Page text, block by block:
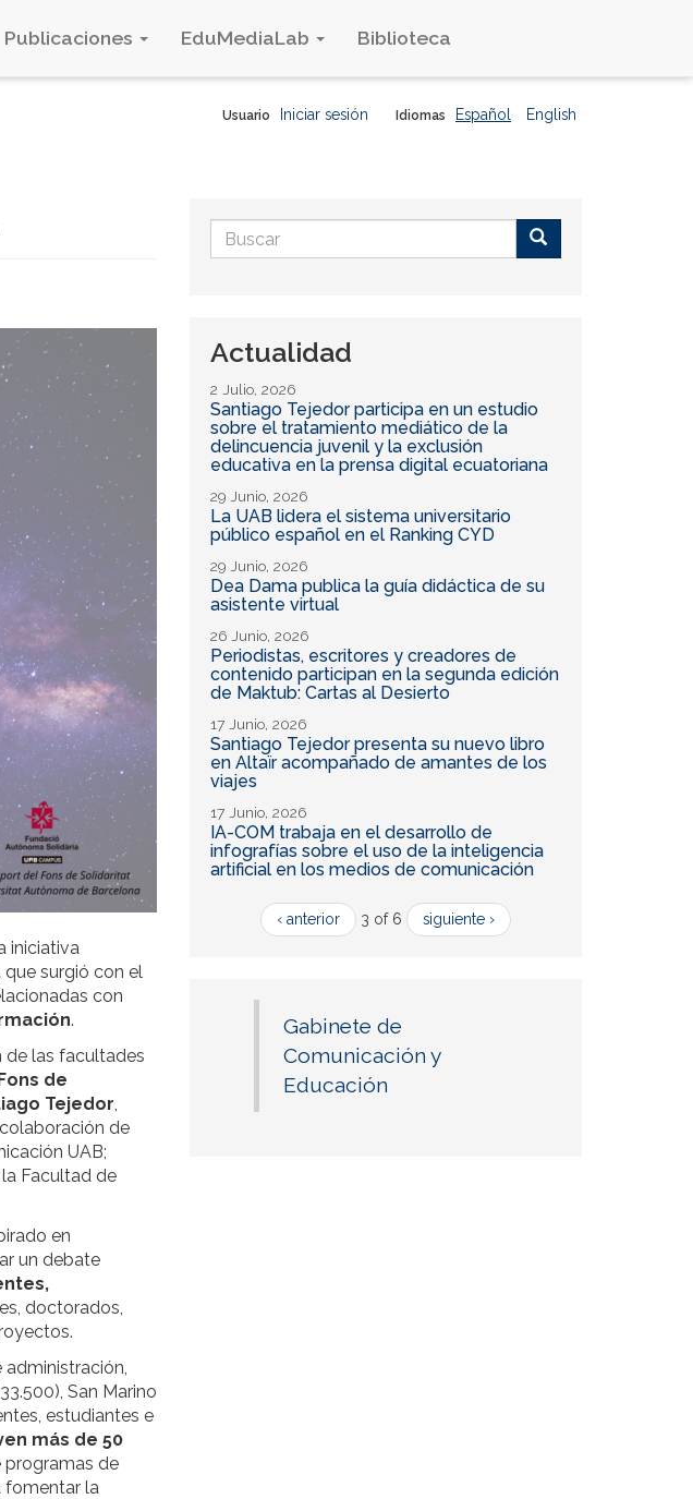
Publicaciones EduMediaLab Biblioteca
Idiomas Español English
Usuario Iniciar sesión
iniciativa
que surgió con el
con
.
de las facultades
de
Tejedor,
de
UAB;
Facultad de
en
un debate
doctorados,
San Marino
estudiantes e
más de 50
programas de
fomentar la
Formulario
de
Actualidad
2 Julio, 2026
Santiago Tejedor participa en un estudio
sobre el tratamiento mediático de la
delincuencia juvenil y la exclusión
educativa en la prensa digital ecuatoriana
29 Junio, 2026
La UAB lidera el sistema universitario
público español en el Ranking CYD
29 Junio, 2026
Dea Dama publica la guía didáctica de su
asistente virtual
26 Junio, 2026
Periodistas, escritores y creadores de
contenido participan en la segunda edición
de Maktub: Cartas al Desierto
17 Junio, 2026
Santiago Tejedor presenta su nuevo libro
en Altaïr acompañado de amantes de los
viajes
17 Junio, 2026
IA-COM trabaja en el desarrollo de
infografías sobre el uso de la inteligencia
artificial en los medios de comunicación
‹ anterior 3 of 6 siguiente ›
Gabinete de
Comunicación y
Educación